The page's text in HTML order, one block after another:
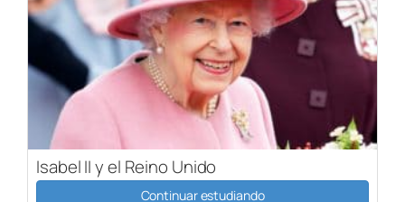
Isabel II y el Reino Unido
Continuar estudiando